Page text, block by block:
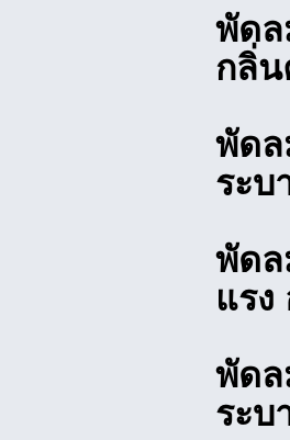
พัดล
กลิ่น
พัดล
ระบ
พัดล
แรง
พัดล
ระบ